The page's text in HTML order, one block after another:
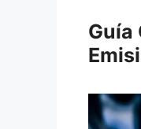
Guía